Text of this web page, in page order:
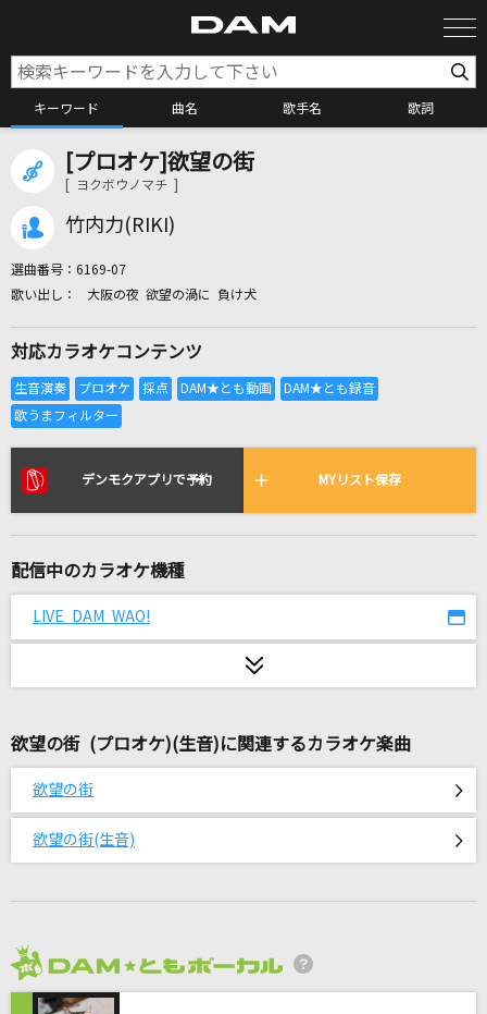
キーワード 曲名 歌手名 歌詞
カラオケ検索
全国りれき
リアルタイムで歌われている曲の一覧
解読不能
[生音]粉雪
レミオロメン
放課後ティータイム
[生音]炎天夏(十周年記念 横浜スタジアム伝説)
にじのむこうに
[生音]ミュージック・アワー
[プロオケ]欲望の街
[ ヨクボウノマチ ]
竹内力(RIKI)
選曲番号： 6169-07
大阪の夜 欲望の渦に 負け犬
対応カラオケコンテンツ
デンモクアプリで予約 MYリスト保存
配信中のカラオケ機種
LIVE DAM WAO!
欲望の街 (プロオケ)(生音)に関連するカラオケ楽曲
欲望の街
欲望の街(生音)